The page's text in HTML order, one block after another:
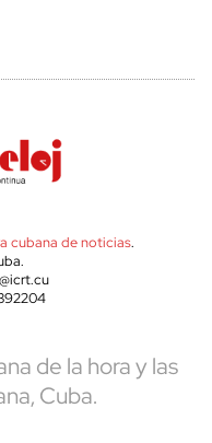
cubana de noticias.
de la hora y las
Cuba.